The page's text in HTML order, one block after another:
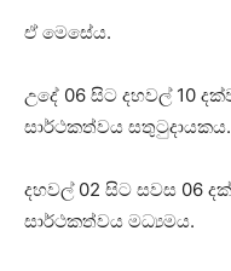
ඒ මෙසේය.
උදේ 06 සිට දහවල් 10
සාර්ථකත්වය සතුටුදායකය.
දහවල් 02 සිට සවස 06
සාර්ථකත්වය මධ්‍යමය.